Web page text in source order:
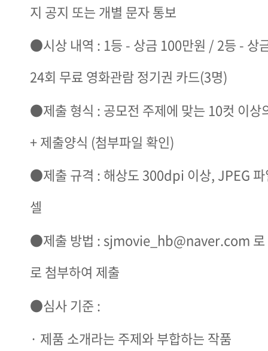
지 공지 또는 개별 문자 통보​
●시상 내역 : 1등 - 상금 100만원 / 2등 - 상
24회 무료 영화관람 정기권 카드(3명)
●제출 형식 : 공모전 주제에 맞는 10컷 이상
+ 제출양식 (첨부파일 확인)
●제출 규격 : 해상도 300dpi 이상, JPEG 파
셀
●제출 방법 : sjmovie_hb@naver.com 로
로 첨부하여 제출
●심사 기준 :
· ​제품 소개라는 주제와 부합하는 작품